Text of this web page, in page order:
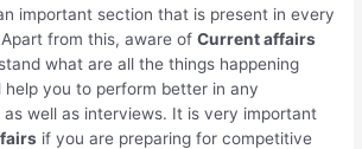
important section that is present in every
from this, aware ofCurrent affairs
what are all the things happening
help you to perform better in any
well as interviews. It is very important
if you are preparing for competitive